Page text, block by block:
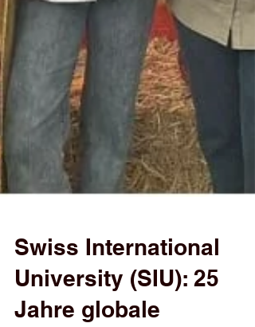
Swiss International
University (SIU): 25